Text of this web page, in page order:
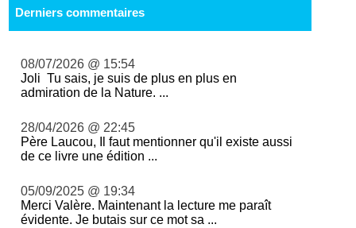
Derniers commentaires
08/07/2026 @ 15:54
Joli Tu sais, je suis de plus en plus en
admiration de la Nature. ...
28/04/2026 @ 22:45
Père Laucou, Il faut mentionner qu'il existe aussi
de ce livre une édition ...
05/09/2025 @ 19:34
Merci Valère. Maintenant la lecture me paraît
évidente. Je butais sur ce mot sa ...